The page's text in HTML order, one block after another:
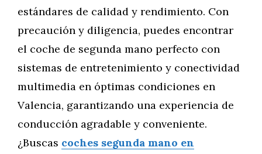
estándares de calidad y rendimiento. Con
precaución y diligencia, puedes encontrar
el coche de segunda mano perfecto con
sistemas de entretenimiento y conectividad
multimedia en óptimas condiciones en
Valencia, garantizando una experiencia de
conducción agradable y conveniente.
¿Buscas coches segunda mano en